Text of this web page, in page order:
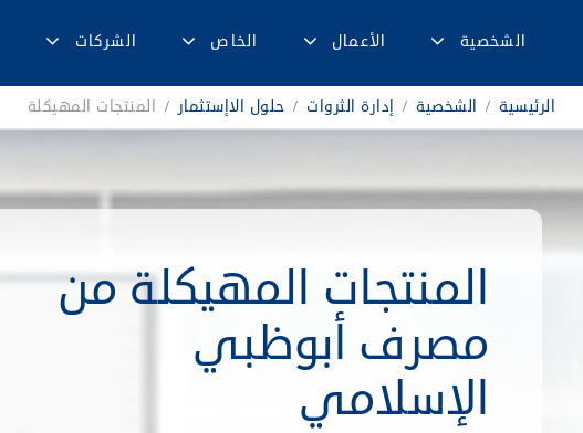
الشخصية الأعمال الخاص الشركات
الرئيسية / الشخصية / إدارة الثروات / حلول الاإستثمار / المنتجات المهيكلة
المنتجات المهيكلة من
مصرف أبوظبي
الإسلامي